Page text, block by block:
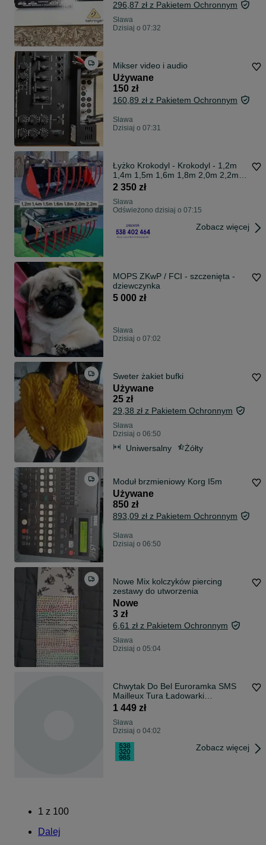
296,87 zł z Pakietem Ochronnym
Sława
Dzisiaj o 07:32
Mikser video i audio
Używane
150 zł
160,89 zł z Pakietem Ochronnym
Sława
Dzisiaj o 07:31
Łyżko Krokodyl - Krokodyl - 1,2m
1,4m 1,5m 1,6m 1,8m 2,0m 2,2m
do TURa
2 350 zł
Sława
Odświeżono dzisiaj o 07:15
Zobacz więcej
MOPS ZKwP / FCI - szczenięta -
dziewczynka
5 000 zł
Sława
Dzisiaj o 07:02
Sweter żakiet bufki
Używane
25 zł
29,38 zł z Pakietem Ochronnym
Sława
Dzisiaj o 06:50
Uniwersalny Żółty
Moduł brzmieniowy Korg I5m
Używane
850 zł
893,09 zł z Pakietem Ochronnym
Sława
Dzisiaj o 06:50
Nowe Mix kolczyków piercing
zestawy do utworzenia
Nowe
3 zł
6,61 zł z Pakietem Ochronnym
Sława
Dzisiaj o 05:04
Chwytak Do Bel Euroramka SMS
Mailleux Tura Ładowarki
Ładowacza Manitou JCB Tura
Dostawa cała Polska * Dostępny od
ręki
1 449 zł
Sława
Dzisiaj o 04:02
Zobacz więcej
1 z 100
Dalej